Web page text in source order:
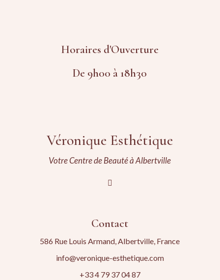
Horaires d'Ouverture
De 9h00 à 18h30
Véronique Esthétique
Votre Centre de Beauté à Albertville
Contact
586 Rue Louis Armand, Albertville, France
info@veronique-esthetique.com
+33 4 79 37 04 87